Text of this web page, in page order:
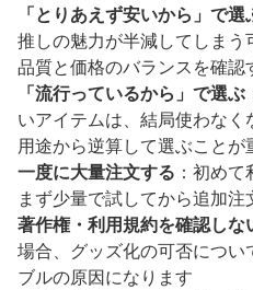
「とりあえず安いから」で選
推しの魅力が半減してしまう
品質と価格のバランスを確認
「流行っているから」で選ぶ
いアイテムは、結局使わなく
用途から逆算して選ぶことが
一度に大量注文する ：初め
まず少量で試してから追加
著作権・利用規約を確認しな
場合、グッズ化の可否につ
ブルの原因になります